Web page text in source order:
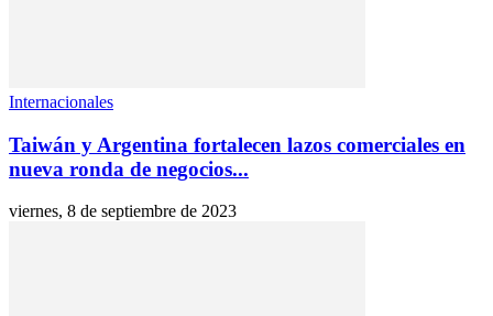
Internacionales
Taiwán y Argentina fortalecen lazos comerciales en
nueva ronda de negocios...
viernes, 8 de septiembre de 2023